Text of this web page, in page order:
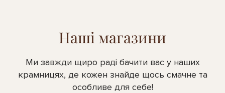
Наші магазини
Ми завжди щиро раді бачити вас у наших
крамницях, де кожен знайде щось смачне та
особливе для себе!